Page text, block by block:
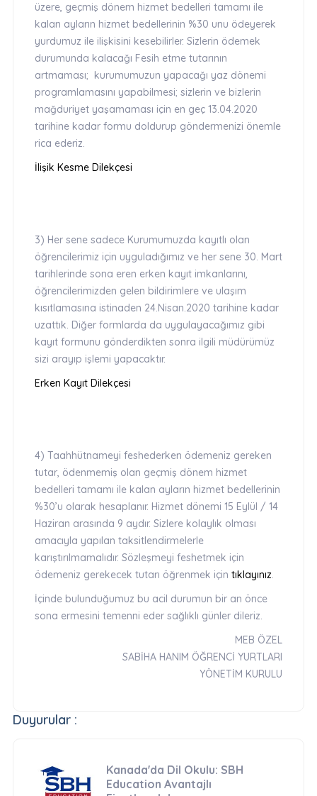
üzere, geçmiş dönem hizmet bedelleri tamamı ile
kalan ayların hizmet bedellerinin %30 unu ödeyerek
yurdumuz ile ilişkisini kesebilirler. Sizlerin ödemek
durumunda kalacağı Fesih etme tutarının
artmaması; kurumumuzun yapacağı yaz dönemi
programlamasını yapabilmesi; sizlerin ve bizlerin
mağduriyet yaşamaması için en geç 13.04.2020
tarihine kadar formu doldurup göndermenizi önemle
rica ederiz.
İlişik Kesme Dilekçesi
3) Her sene sadece Kurumumuzda kayıtlı olan
öğrencilerimiz için uyguladığımız ve her sene 30. Mart
tarihlerinde sona eren erken kayıt imkanlarını,
öğrencilerimizden gelen bildirimlere ve ulaşım
kısıtlamasına istinaden 24.Nisan.2020 tarihine kadar
uzattık. Diğer formlarda da uygulayacağımız gibi
kayıt formunu gönderdikten sonra ilgili müdürümüz
sizi arayıp işlemi yapacaktır.
Erken Kayıt Dilekçesi
4) Taahhütnameyi feshederken ödemeniz gereken
tutar, ödenmemiş olan geçmiş dönem hizmet
bedelleri tamamı ile kalan ayların hizmet bedellerinin
%30’u olarak hesaplanır. Hizmet dönemi 15 Eylül / 14
Haziran arasında 9 aydır. Sizlere kolaylık olması
amacıyla yapılan taksitlendirmelerle
karıştırılmamalıdır. Sözleşmeyi feshetmek için
ödemeniz gerekecek tutarı öğrenmek için tıklayınız.
İçinde bulunduğumuz bu acil durumun bir an önce
sona ermesini temenni eder sağlıklı günler dileriz.
MEB ÖZEL
SABİHA HANIM ÖĞRENCİ YURTLARI
YÖNETİM KURULU
Duyurular :
Kanada'da Dil Okulu: SBH
Education Avantajlı